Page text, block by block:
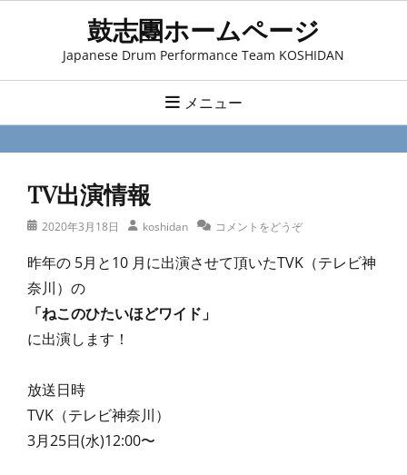
鼓志團ホームページ
Japanese Drum Performance Team KOSHIDAN
メニュー
TV出演情報
投
日
2020年3月18日
投
者
koshidan コメントをどうぞ
昨年の 5月と10 月に出演させて頂いたTVK（テレビ神
奈川）の
「ねこのひたいほどワイド」
に出演します！
放送日時
TVK（テレビ神奈川）
3月25日(水)12:00〜